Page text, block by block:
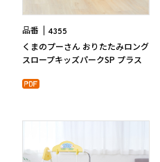
品番 4355
くまのプーさん おりたたみロング
スロープキッズパークSP プラス